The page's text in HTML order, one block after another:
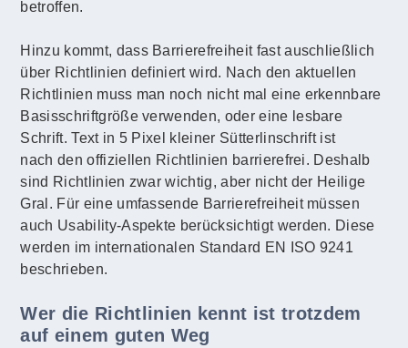
betroffen.
Hinzu kommt, dass Barrierefreiheit fast auschließlich
über Richtlinien definiert wird. Nach den aktuellen
Richtlinien muss man noch nicht mal eine erkennbare
Basisschriftgröße verwenden, oder eine lesbare
Schrift. Text in 5 Pixel kleiner Sütterlinschrift ist
nach den offiziellen Richtlinien barrierefrei. Deshalb
sind Richtlinien zwar wichtig, aber nicht der Heilige
Gral. Für eine umfassende Barrierefreiheit müssen
auch Usability-Aspekte berücksichtigt werden. Diese
werden im internationalen Standard EN ISO 9241
beschrieben.
Wer die Richtlinien kennt ist trotzdem
auf einem guten Weg